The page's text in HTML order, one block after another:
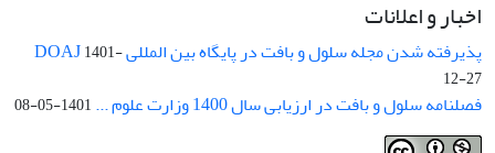
اخبار و اعلانات
پذیرفته شدن مجله سلول و بافت در پایگاه بین المللی DOAJ1401-
12-27
فصلنامه سلول و بافت در ارزیابی سال 1400 وزارت علوم ... 1401-05-08